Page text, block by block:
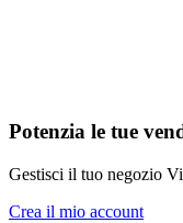
Potenzia le tue
Gestisci il tuo negozio
Crea il mio account